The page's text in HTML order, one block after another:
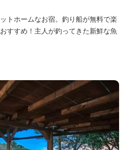
トホームなお宿。釣り船が無料で楽
すすめ！主人が釣ってきた新鮮な魚